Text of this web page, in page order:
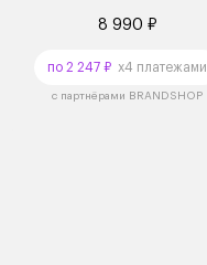
8 990 ₽
по 2 247 ₽ x4 платежами
с партнёрами BRANDSHOP